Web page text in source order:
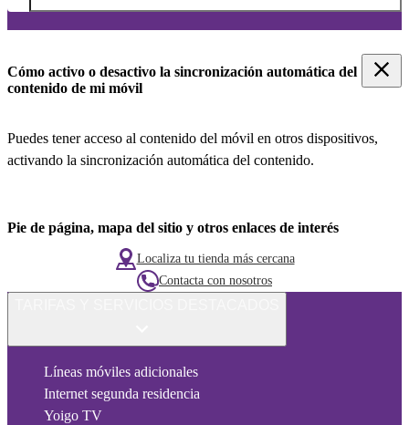
Cómo activo o desactivo la sincronización automática del
contenido de mi móvil
Puedes tener acceso al contenido del móvil en otros dispositivos,
activando la sincronización automática del contenido.
Pie de página, mapa del sitio y otros enlaces de interés
Localiza tu tienda más cercana
Contacta con nosotros
Líneas móviles adicionales
Internet segunda residencia
Yoigo TV